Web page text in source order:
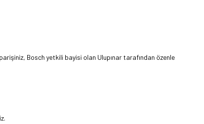
Bosch yetkili bayisi olan Ulupınar tarafından özenle